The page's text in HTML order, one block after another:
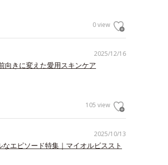
0 view
2025/12/16
向きに変えた愛用スキンケア
105 view
2025/10/13
エピソード特集｜マイオルビススト